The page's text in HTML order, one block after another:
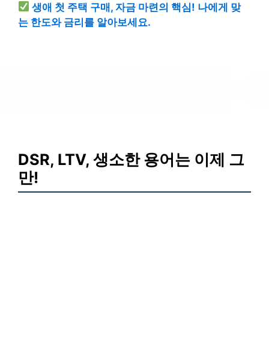
생애 첫 주택 구매, 자금 마련의 핵심! 나에게 맞
는 한도와 금리를 알아보세요.
DSR, LTV, 생소한 용어는 이제 그
만!